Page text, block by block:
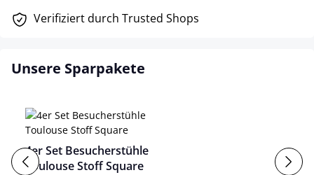
Verifiziert durch Trusted Shops
Unsere Sparpakete
4er Set Besucherstühle
Toulouse Stoff Square